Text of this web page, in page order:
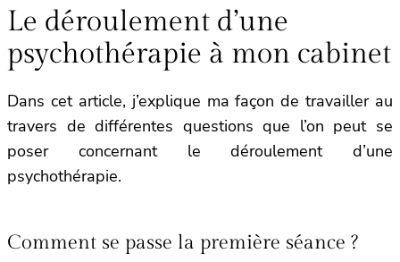
Le déroulement d’une
psychothérapie à mon cabinet
Dans cet article, j’explique ma façon de travailler au
travers de différentes questions que l’on peut se
poser concernant le déroulement d’une
psychothérapie.
Comment se passe la première séance ?